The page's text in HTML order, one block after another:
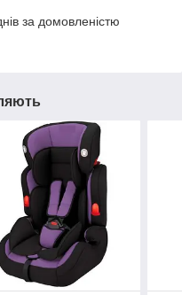
за домовленістю